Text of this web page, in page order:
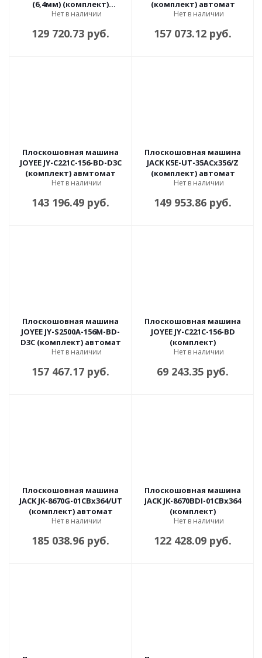
(6,4мм) (комплект)
автомат
Нет в наличии
129 720.73 руб.
(комплект) автомат
Нет в наличии
157 073.12 руб.
Плоскошовная машина
JOYEE JY-C221C-156-BD-D3C
(комплект) авмтомат
Нет в наличии
143 196.49 руб.
Плоскошовная машина
JACK K5E-UT-35ACx356/Z
(комплект) автомат
Нет в наличии
149 953.86 руб.
Плоскошовная машина
JOYEE JY-S2500A-156M-BD-
D3C (комплект) автомат
Нет в наличии
157 467.17 руб.
Плоскошовная машина
JOYEE JY-C221C-156-BD
(комплект)
Нет в наличии
69 243.35 руб.
Плоскошовная машина
JACK JK-8670G-01CBx364/UT
(комплект) автомат
Нет в наличии
185 038.96 руб.
Плоскошовная машина
JACK JK-8670BDI-01CBx364
(комплект)
Нет в наличии
122 428.09 руб.